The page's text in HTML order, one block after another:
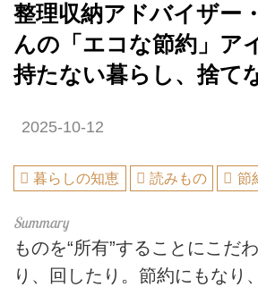
整理収納アドバイザー
んの「エコな節約」ア
持たない暮らし、捨て
2025-10-12
暮らしの知恵 読みもの 節
ものを“所有”することにこだ
り、回したり。節約にもなり